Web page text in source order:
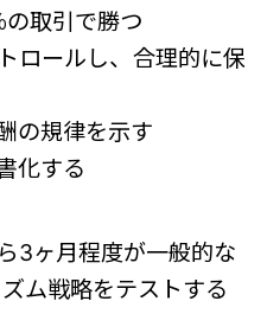
取引で勝つ
ロールし、合理的に保
の規律を示す
化する
3ヶ月程度が一般的な
ム戦略をテストする